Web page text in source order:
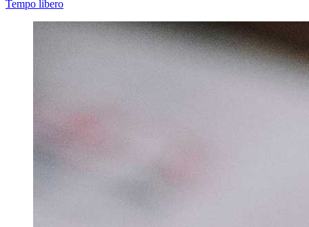
Tempo libero